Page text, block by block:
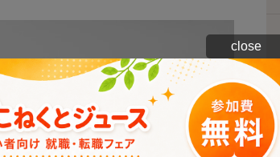
close